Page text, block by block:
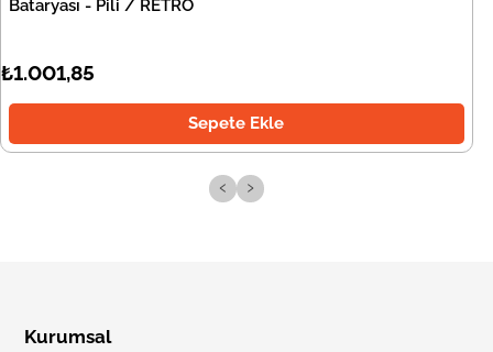
Bataryası - Pili / RETRO
₺1.001,85
Sepete Ekle
‹ ›
Kurumsal